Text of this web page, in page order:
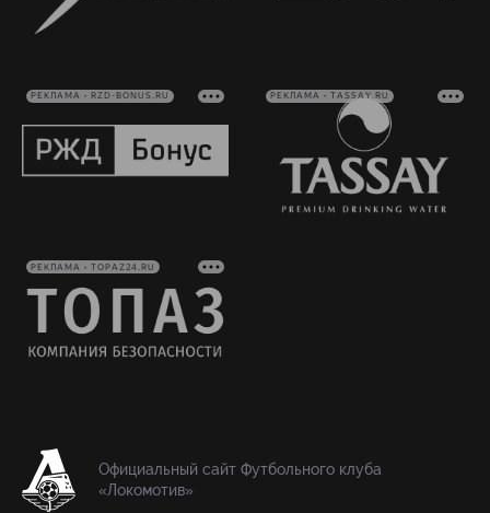
РЕКЛАМА • RZD-BONUS.RU РЕКЛАМА • TASSAY.RU
РЕКЛАМА • TOPAZ24.RU
Официальный сайт Футбольного клуба
«Локомотив»